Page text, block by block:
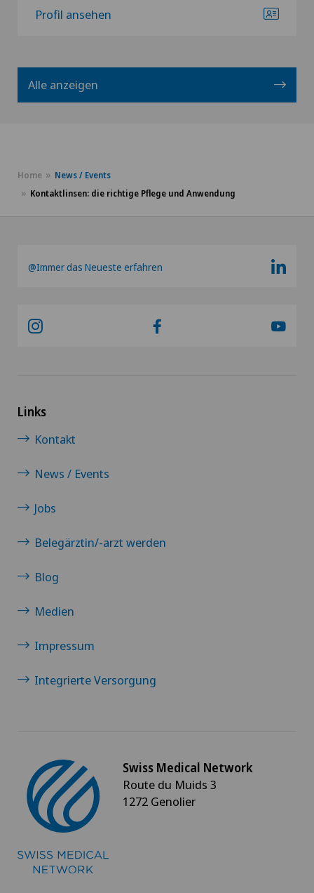
Profil ansehen
Alle anzeigen
Home
News / Events
Kontaktlinsen: die richtige Pflege und Anwendung
@Immer das Neueste erfahren
Links
Kontakt
News / Events
Jobs
Belegärztin/-arzt werden
Blog
Medien
Impressum
Integrierte Versorgung
Swiss Medical Network
Route du Muids 3
1272 Genolier